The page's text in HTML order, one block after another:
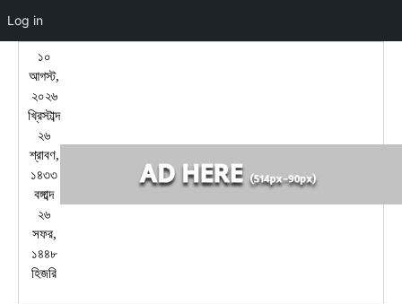
১০
আগস্ট,
২০২৬
খ্রিস্টাব্দ
২৬
শ্রাবণ,
১৪৩৩
বঙ্গাব্দ
২৬
সফর,
১৪৪৮
হিজরি
Log in